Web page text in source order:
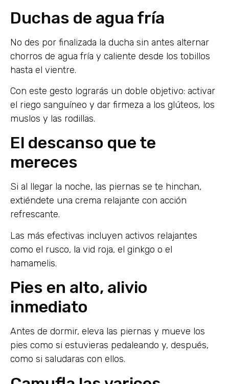
Duchas de agua fría
No des por finalizada la ducha sin antes alternar
chorros de agua fría y caliente desde los tobillos
hasta el vientre.
Con este gesto lograrás un doble objetivo: activar
el riego sanguíneo y dar firmeza a los glúteos, los
muslos y las rodillas.
El descanso que te
mereces
Si al llegar la noche, las piernas se te hinchan,
extiéndete una crema relajante con acción
refrescante.
Las más efectivas incluyen activos relajantes
como el rusco, la vid roja, el ginkgo o el
hamamelis.
Pies en alto, alivio
inmediato
Antes de dormir, eleva las piernas y mueve los
pies como si estuvieras pedaleando y, después,
como si saludaras con ellos.